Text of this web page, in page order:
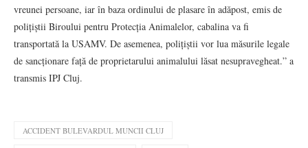
vreunei persoane, iar în baza ordinului de plasare în adăpost, emis de
polițiștii Biroului pentru Protecția Animalelor, cabalina va fi
transportată la USAMV. De asemenea, polițiștii vor lua măsurile legale
de sancționare față de proprietarului animalului lăsat nesupravegheat.” a
transmis IPJ Cluj.
ACCIDENT BULEVARDUL MUNCII CLUJ